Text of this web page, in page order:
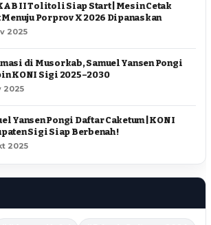
II Tolitoli Siap Start | Mesin Cetak
Porprov X 2026 Dipanaskan
2025
di Musorkab, Samuel Yansen Pongi
KONI Sigi 2025–2030
2025
Yansen Pongi Daftar Caketum | KONI
Sigi Siap Berbenah !
2025